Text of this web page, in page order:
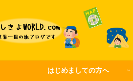
はじめましての方へ